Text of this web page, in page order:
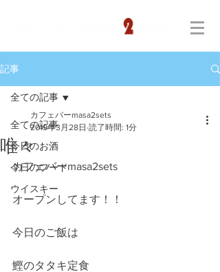
記事
全ての記事
今日のお酒
今日のフード
ウイスキー
全ての記事
唯々
カフェバーmasa2sets
2019年3月28日 読了時間: 1分
カフェバーmasa2sets
オープンしてます！！
今日のご飯は
鰹のタタキ定食